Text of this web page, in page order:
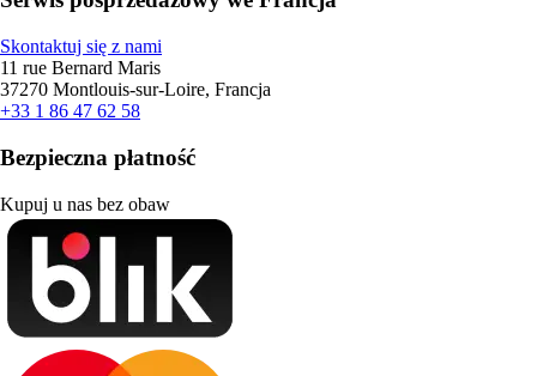
Skontaktuj się z nami
11 rue Bernard Maris
37270 Montlouis-sur-Loire, Francja
+33 1 86 47 62 58
Bezpieczna płatność
Kupuj u nas bez obaw